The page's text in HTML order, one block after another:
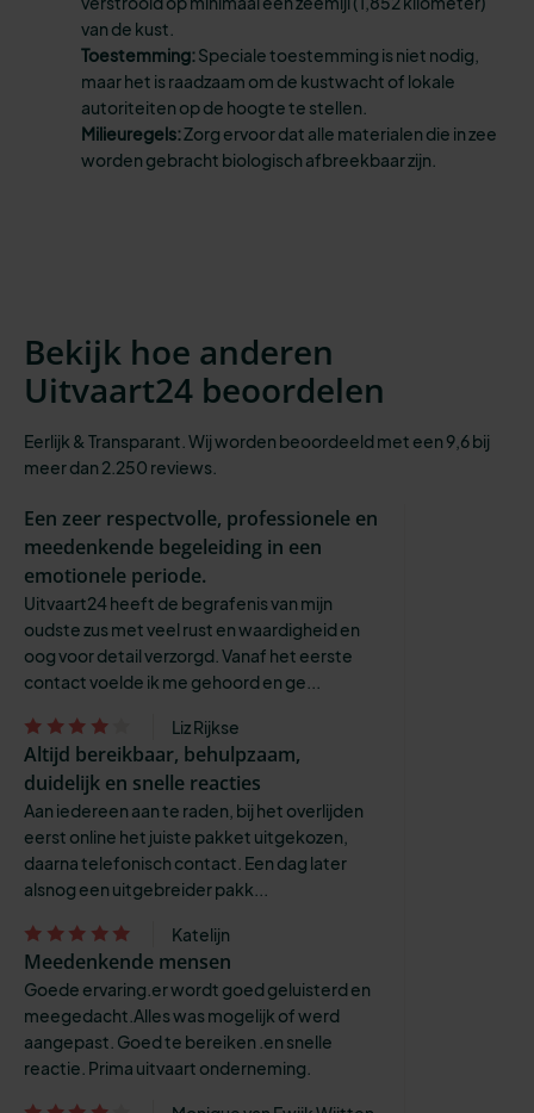
van de kust.
Toestemming:Speciale toestemming is niet nodig,
maar het is raadzaam om de kustwacht of lokale
autoriteiten op de hoogte te stellen.
Milieuregels:Zorg ervoor dat alle materialen die in zee
worden gebracht biologisch afbreekbaar zijn.
Bekijk hoe anderen
Uitvaart24 beoordelen
Eerlijk & Transparant. Wij worden beoordeeld met een 9,6 bij
meer dan 2.250 reviews.
Een zeer respectvolle, professionele en
meedenkende begeleiding in een
emotionele periode.
Uitvaart24 heeft de begrafenis van mijn
oudste zus met veel rust en waardigheid en
oog voor detail verzorgd. Vanaf het eerste
contact voelde ik me gehoord en ge...
Liz Rijkse
Altijd bereikbaar, behulpzaam,
duidelijk en snelle reacties
Aan iedereen aan te raden, bij het overlijden
eerst online het juiste pakket uitgekozen,
daarna telefonisch contact. Een dag later
alsnog een uitgebreider pakk...
Katelijn
Meedenkende mensen
Goede ervaring.er wordt goed geluisterd en
meegedacht.Alles was mogelijk of werd
aangepast. Goed te bereiken .en snelle
reactie. Prima uitvaart onderneming.